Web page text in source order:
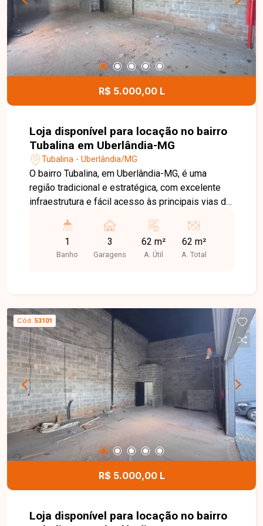
com 02 vagas de garagem na área residencial e
01 vaga na área comercial, proporcionando
excelente aproveitamento dos espaços para
diferentes finalidades. Entre em contato para
mais informações e agende uma visita para
conhecer esta excelente oportunidade.
R$ 5.000,00 L
Loja disponível para locação no bairro
Tubalina em Uberlândia-MG
Tubalina - Uberlândia/MG
O bairro Tubalina, em Uberlândia-MG, é uma
região tradicional e estratégica, com excelente
infraestrutura e fácil acesso às principais vias da
supermercados, escolas, farmácias e diversos
serviços, oferece praticidade e grande fluxo de
pessoas e veículos, sendo uma excelente opção
proporcionando alta visibilidade para a empresa
e fácil acesso aos clientes. O imóvel conta com
porta automatizada, banheiro acessível e 03
vagas de estacionamento, oferecendo
praticidade e comodidade para clientes e
colaboradores. Entre em contato para mais
informações e agende uma visita para conhecer
esta excelente oportunidade comercial.
1
Banho
3
Garagens
62 m²
A. Útil
62 m²
A. Total
Cód. 53101
R$ 5.000,00 L
Loja disponível para locação no bairro